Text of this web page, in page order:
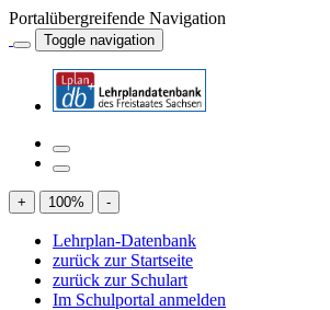
Portalübergreifende Navigation
Toggle navigation
+ 100% -
Lehrplan-Datenbank
zurück zur Startseite
zurück zur Schulart
Im Schulportal anmelden